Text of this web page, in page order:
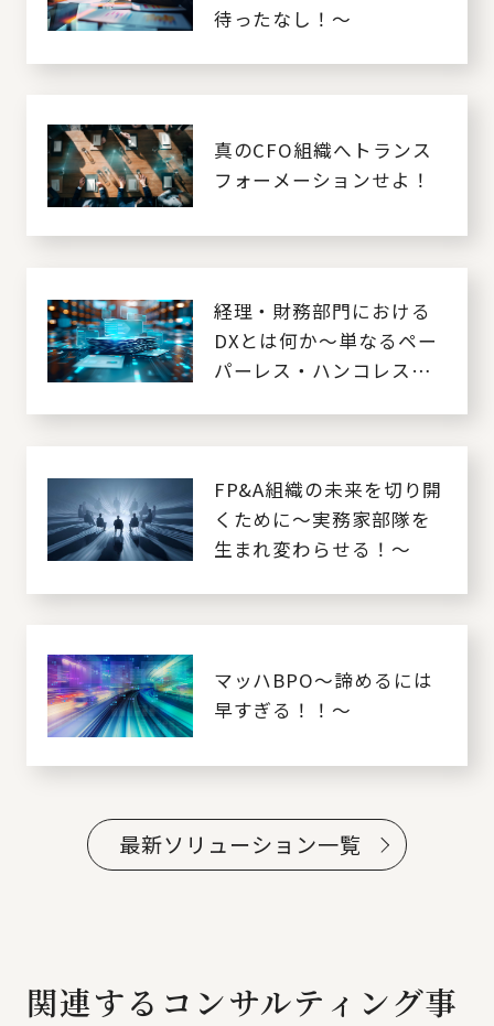
待ったなし！～
真のCFO組織へトランス
フォーメーションせよ！
経理・財務部門における
DXとは何か～単なるペー
パーレス・ハンコレスだ
FP&A組織の未来を切り開
くために～実務家部隊を
生まれ変わらせる！～
マッハBPO～諦めるには
早すぎる！！～
最新ソリューション一覧
関連するコンサルティング事